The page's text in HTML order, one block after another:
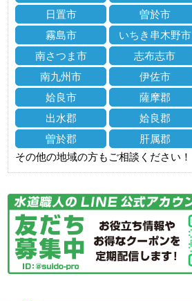
日置市
曽於市
霧島市
いちき串木野市
南さつま市
志布志市
南九州市
伊佐市
姶良市
薩摩郡
出水郡
姶良郡
曽於郡
肝属郡
その他の地域の方もご相談ください！